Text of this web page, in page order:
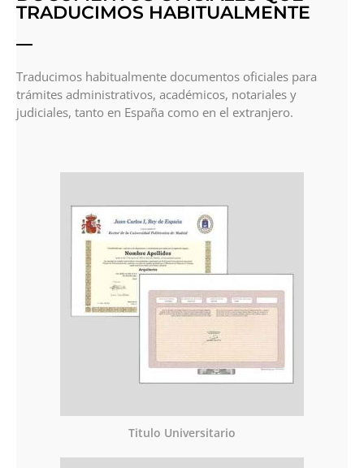
TRADUCIMOS HABITUALMENTE
Traducimos habitualmente documentos oficiales para
trámites administrativos, académicos, notariales y
judiciales, tanto en España como en el extranjero.
Titulo Universitario